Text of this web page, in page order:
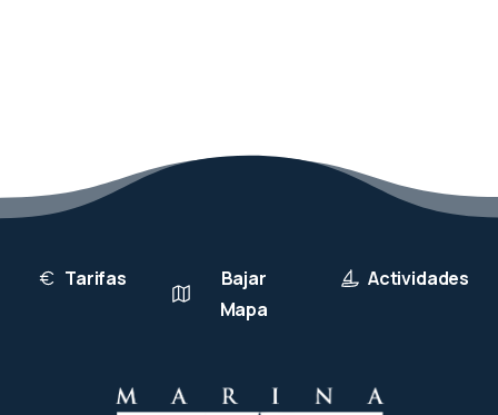
Tarifas
Bajar
Mapa
Actividades